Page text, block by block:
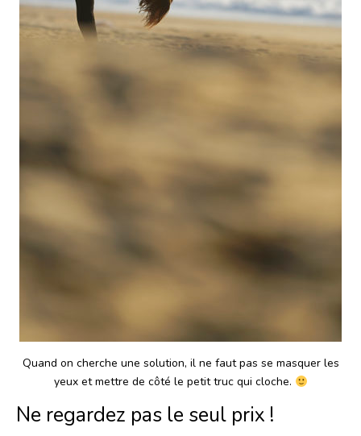
Quand on cherche une solution, il ne faut pas se masquer les
yeux et mettre de côté le petit truc qui cloche.
Ne regardez pas le seul prix !